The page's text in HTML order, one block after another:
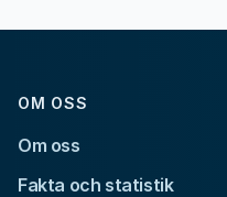
OM OSS
Om oss
Fakta och statistik